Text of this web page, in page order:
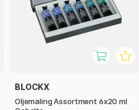
BLOCKX
Oljemaling Assortment 6x20 ml